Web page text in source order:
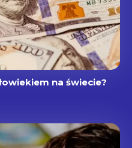
na świecie?